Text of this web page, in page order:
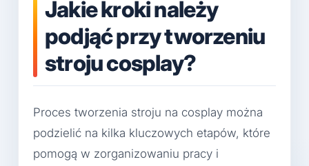
Jakie kroki należy
podjąć przy tworzeniu
stroju cosplay?
Proces tworzenia stroju na cosplay można
podzielić na kilka kluczowych etapów, które
pomogą w zorganizowaniu pracy i